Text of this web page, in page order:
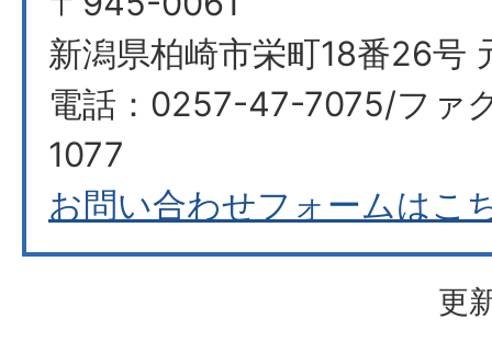
新潟県柏崎市栄町18番26号
電話：0257-47-7075/ファ
1077
お問い合わせフォームはこ
更